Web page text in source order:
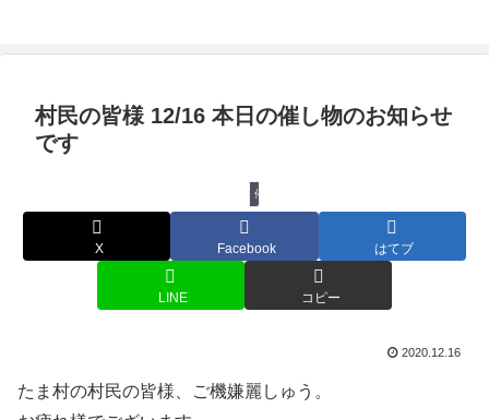
村民の皆様 12/16 本日の催し物のお知らせ
です
催し物
X Facebook はてブ
LINE コピー
2020.12.16
たま村の村民の皆様、ご機嫌麗しゅう。